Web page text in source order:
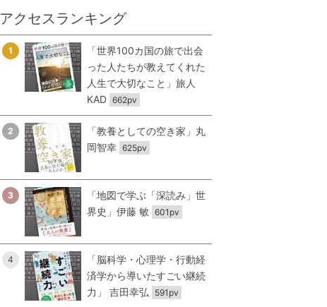
アクセスランキング
1
「世界100カ国の旅で出会
った人たちが教えてくれた
人生で大切なこと」旅人
KAD 662pv
2
「教養としての空き家」丸
岡智幸 625pv
3
「地図で学ぶ「深読み」世
界史」伊藤 敏 601pv
4
「脳科学・心理学・行動経
済学から導いたすごい継続
力」 吉田幸弘
591pv